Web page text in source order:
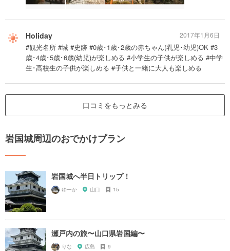
Holiday
#観光名所 #城 #史跡 #0歳･1歳･2歳の赤ちゃん(乳児･幼児)OK #3
歳･4歳･5歳･6歳(幼児)が楽しめる #小学生の子供が楽しめる #中学
生･高校生の子供が楽しめる #子供と一緒に大人も楽しめる
2017年1月6日
口コミをもっとみる
岩国城周辺のおでかけプラン
岩国城へ半日トリップ！
ゆーか 山口 15
瀬戸内の旅〜山口県岩国編〜
りな 広島 9